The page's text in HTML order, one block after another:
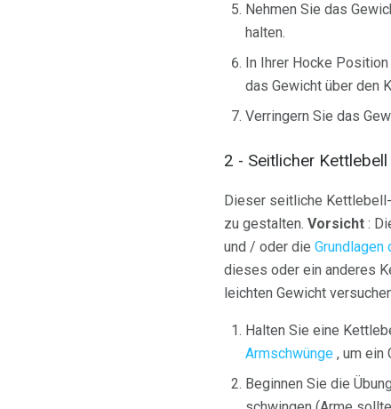
Nehmen Sie das
halten.
In Ihrer Hocke
das Gewicht über den
Verringern Sie das
2 - Seitlicher Kettlebell
Dieser seitliche
zu gestalten. Vorsicht :
und / oder die
dieses oder ein anderes
leichten Gewicht
Halten Sie eine
Armschwünge , um ein
Beginnen Sie die